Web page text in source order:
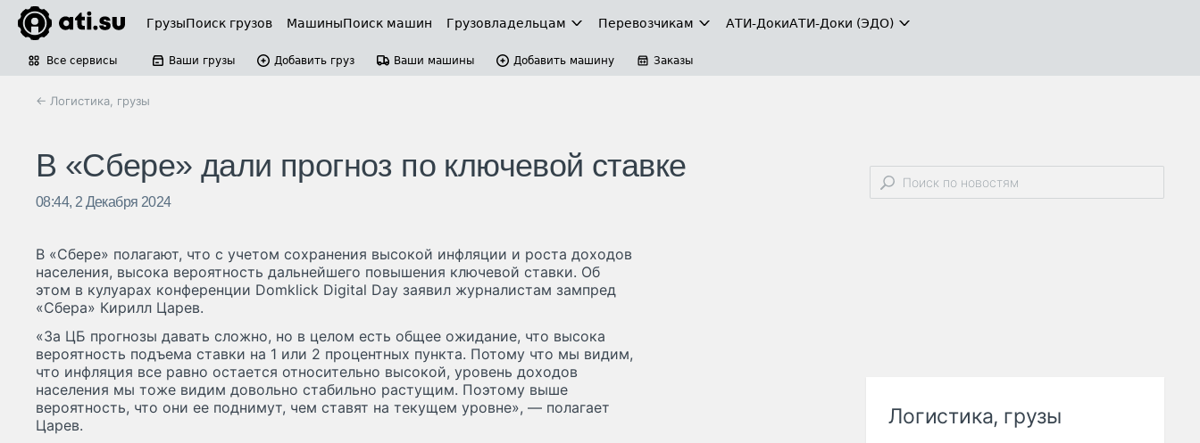
ГрузыПоиск грузов МашиныПоиск машин Грузовладельцам Перевозчикам АТИ-ДокиАТИ-Доки (ЭДО)
Все сервисы Ваши грузы Добавить груз Ваши машины Добавить машину Заказы
← Логистика, грузы
В «Сбере» дали прогноз по ключевой ставке
08:44, 2 Декабря 2024
В «Сбере» полагают, что с учетом сохранения высокой инфляции и роста доходов
населения, высока вероятность дальнейшего повышения ключевой ставки. Об
этом в кулуарах конференции Domklick Digital Day заявил журналистам зампред
«Сбера» Кирилл Царев.
«За ЦБ прогнозы давать сложно, но в целом есть общее ожидание, что высока
вероятность подъема ставки на 1 или 2 процентных пункта. Потому что мы видим,
что инфляция все равно остается относительно высокой, уровень доходов
населения мы тоже видим довольно стабильно растущим. Поэтому выше
вероятность, что они ее поднимут, чем ставят на текущем уровне», — полагает
Царев.
Логистика, грузы